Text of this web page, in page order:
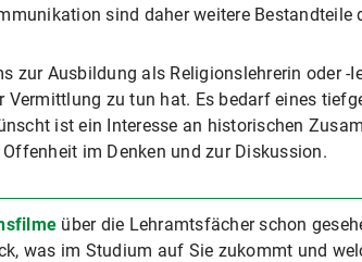
sind daher weitere Bestandteile
zur Ausbildung als Religionslehrerin oder -
zu tun hat. Es bedarf eines
ist ein Interesse an historischen
im Denken und zur Diskussion.
über die Lehramtsfächer schon
was im Studium auf Sie zukommt und